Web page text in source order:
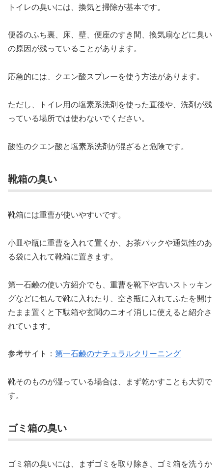
トイレの臭いには、換気と掃除が基本です。
便器のふち裏、床、壁、便座のすき間、換気扇などに臭い
の原因が残っていることがあります。
応急的には、クエン酸スプレーを使う方法があります。
ただし、トイレ用の塩素系洗剤を使った直後や、洗剤が残
っている場所では使わないでください。
酸性のクエン酸と塩素系洗剤が混ざると危険です。
靴箱の臭い
靴箱には重曹が使いやすいです。
小皿や瓶に重曹を入れて置くか、お茶パックや通気性のあ
る袋に入れて靴箱に置きます。
第一石鹸の使い方紹介でも、重曹を靴下や古いストッキン
グなどに包んで靴に入れたり、空き瓶に入れてふたを開け
たまま置くと下駄箱や玄関のニオイ消しに使えると紹介さ
れています。
参考サイト： 第一石鹸のナチュラルクリーニング
靴そのものが湿っている場合は、まず乾かすことも大切で
す。
ゴミ箱の臭い
ゴミ箱の臭いには、まずゴミを取り除き、ゴミ箱を洗うか